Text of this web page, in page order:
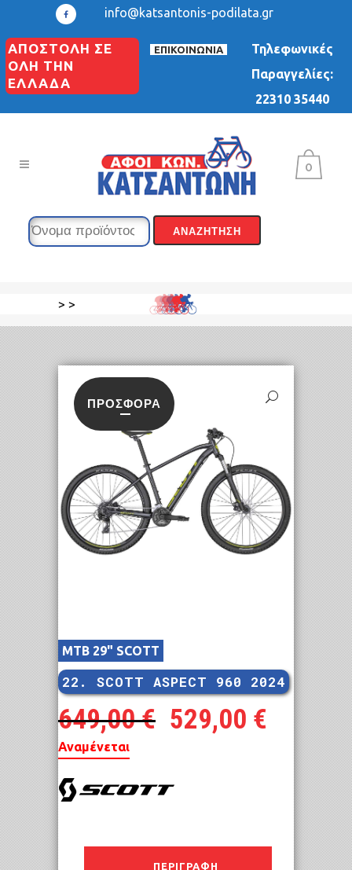
info@katsantonis-podilata.gr
ΑΠΟΣΤΟΛΗ ΣΕ
ΟΛΗ ΤΗΝ
ΕΛΛΑΔΑ
ΕΠΙΚΟΙΝΩΝΙΑ
Τηλεφωνικές
Παραγγελίες:
22310 35440
0
> >
ΠΡΟΣΦΟΡΆ
MTB 29" SCOTT
22. SCOTT ASPECT 960 2024
649,00€ 529,00 €
Αναμένεται
ΠΕΡΙΓΡΑΦΉ